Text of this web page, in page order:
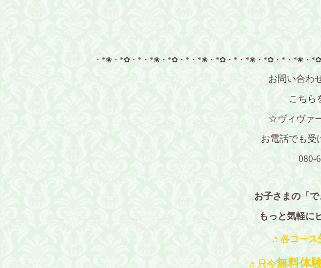
・*❀・*✿・*・*❀・*✿・*・*❀・*✿・*・*❀・*✿・*・*❀・
お問い合わ
こちら
☆ヴィヴァ
お電話でも受
080-
お子さまの「
もっと気軽に
♬各コース
♬只今無料体